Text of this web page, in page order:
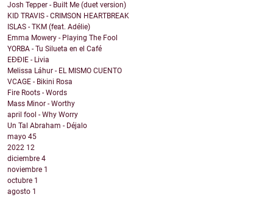
Josh Tepper - Built Me (duet version)
KID TRAVIS - CRIMSON HEARTBREAK
ISLAS - TKM (feat. Adélie)
Emma Mowery - Playing The Fool
YORBA - Tu Silueta en el Café
EĐĐIE - Livia
Melissa Láhur - EL MISMO CUENTO
VCAGE - Bikini Rosa
Fire Roots - Words
Mass Minor - Worthy
april fool - Why Worry
Un Tal Abraham - Déjalo
mayo 45
2022 12
diciembre 4
noviembre 1
octubre 1
agosto 1